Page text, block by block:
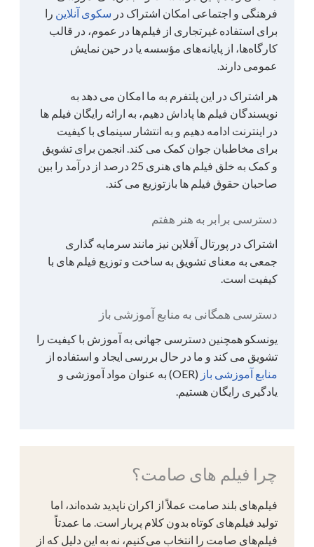
فرهنگی و اجتماعی امکان اشتراک در سکوی آنلاین را
برای استفاده غیرتجاری از فیلم‌ها در عموم، در قالب
کارگاه‌ها، از پایانه‌های مؤسسه یا در حین نمایش
عمومی دارند.
هر اشتراک در این پلتفرم به ما امکان می دهد به
نویسندگان فیلم ها پاداش دهیم، به ارائه رایگان فیلم ها
در اینترنت ادامه دهیم و به انتشار سینمای با کیفیت
برای مخاطبان جوان کمک می کند. انجمن برای تشویق
و کمک به خلق فیلم های هنری 25 درصد از درآمد را بین
صاحبان حقوق فیلم ها بازتوزیع می کند.
دسترسی برابر به هنر هفتم
اشتراک در پورتال آفلاین نیز مانند سرمایه گذاری
جمعی به معنای تشویق به ساخت و توزیع فیلم های با
کیفیت است.
دسترسی همگانی به منابع آموزشی باز
یونسکو همچنین دسترسی جهانی به آموزش با کیفیت را
تشویق می کند و ما در حال بررسی ایجاد و استفاده از
منابع آموزشی باز
(OER) به عنوان مواد آموزشی و
یادگیری رایگان هستیم.
چرا فیلم های صامت؟
فیلم‌های بلند صامت عملاً از اکران ناپدید شده‌اند، اما
تولید فیلم‌های کوتاه بدون کلام پربار است. ما عمدتاً
فیلم‌های صامت را انتخاب می‌کنیم، نه به این دلیل که از